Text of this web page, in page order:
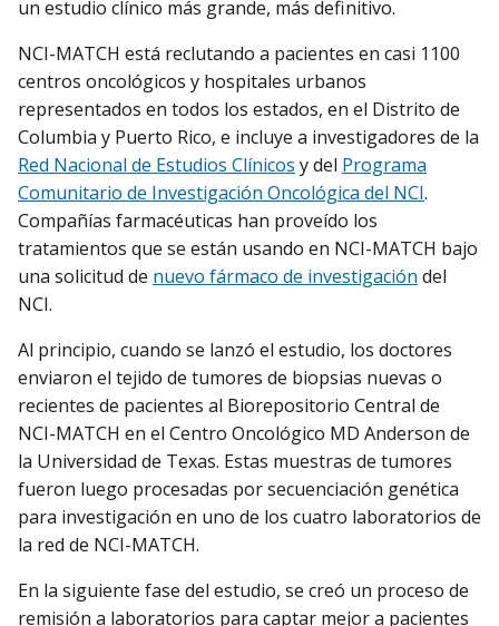
un estudio clínico más grande, más definitivo.
NCI-MATCH está reclutando a pacientes en casi 1100
centros oncológicos y hospitales urbanos
representados en todos los estados, en el Distrito de
Columbia y Puerto Rico, e incluye a investigadores de la
Red Nacional de Estudios Clínicos y del Programa
Comunitario de Investigación Oncológica del NCI.
Compañías farmacéuticas han proveído los
tratamientos que se están usando en NCI-MATCH bajo
una solicitud de nuevo fármaco de investigación del
NCI.
Al principio, cuando se lanzó el estudio, los doctores
enviaron el tejido de tumores de biopsias nuevas o
recientes de pacientes al Biorepositorio Central de
NCI-MATCH en el Centro Oncológico MD Anderson de
la Universidad de Texas. Estas muestras de tumores
fueron luego procesadas por secuenciación genética
para investigación en uno de los cuatro laboratorios de
la red de NCI-MATCH.
En la siguiente fase del estudio, se creó un proceso de
remisión a laboratorios para captar mejor a pacientes